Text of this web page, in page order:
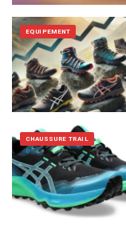
EQUIPEMENT
CHAUSSURE TRAIL